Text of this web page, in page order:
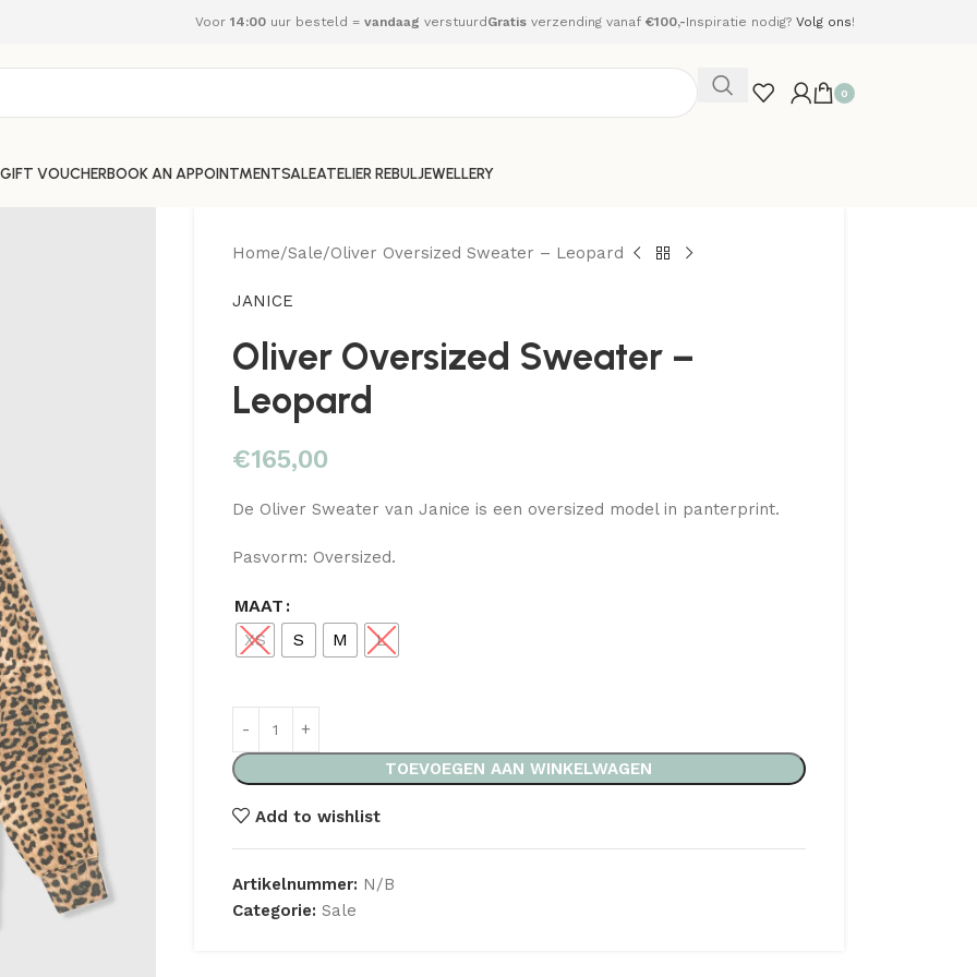
Voor 14:00 uur besteld = vandaag verstuurd Gratis verzending vanaf €100,-Inspiratie nodig? Volg ons!
0
GIFT VOUCHERBOOK AN APPOINTMENTSALEATELIER REBULJEWELLERY
Home Sale Oliver Oversized Sweater – Leopard
JANICE
Oliver Oversized Sweater –
Leopard
€165,00
De Oliver Sweater van Janice is een oversized model in panterprint.
Pasvorm: Oversized.
MAAT
XS
S M L
TOEVOEGEN AAN WINKELWAGEN
Add to wishlist
Artikelnummer: N/B
Categorie: Sale